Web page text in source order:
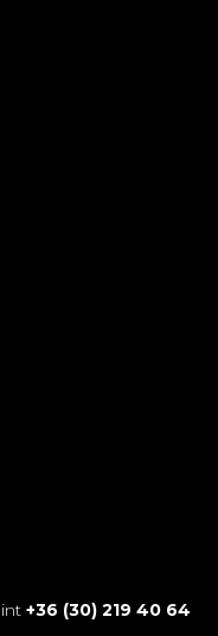
+36 (30) 219 40 64